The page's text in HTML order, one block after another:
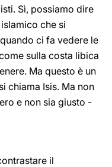
Sì, possiamo dire
che si
ci fa vedere le
sulla costa libica
Ma questo è un
chiama Isis. Ma non
e non sia giusto -
il